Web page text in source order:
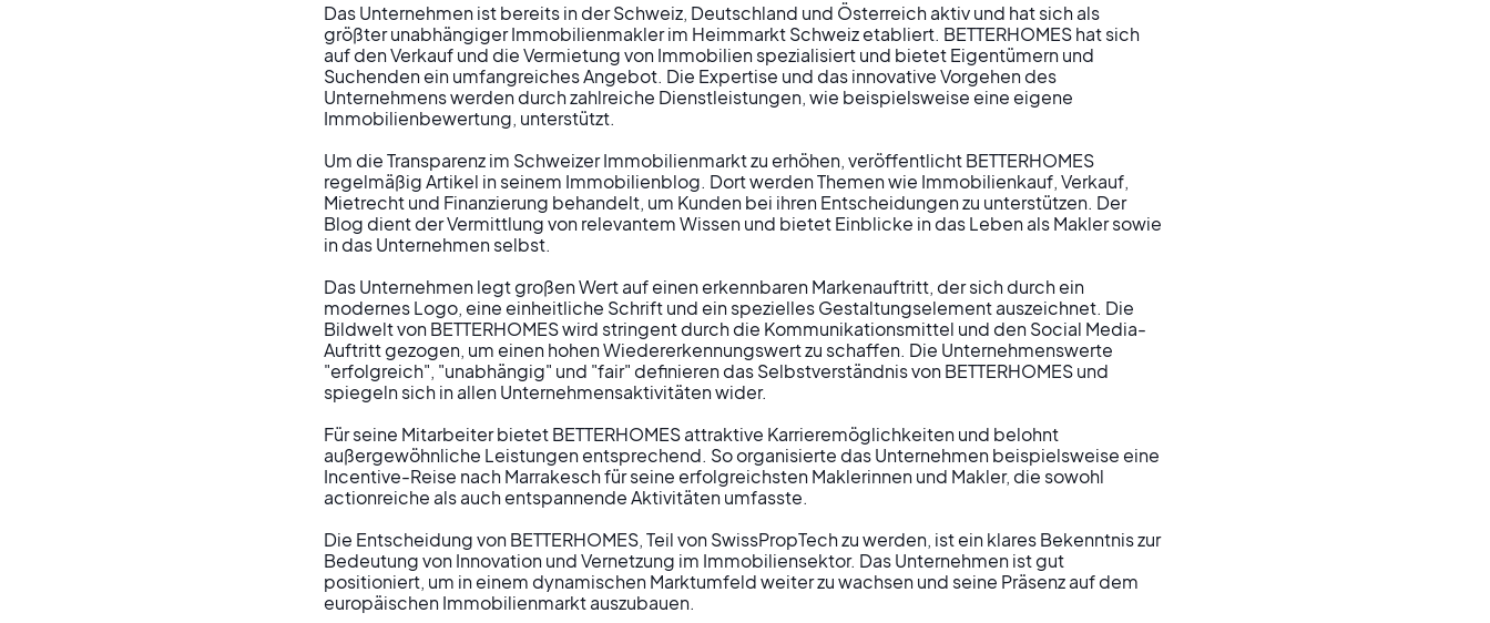
Das Unternehmen ist bereits in der Schweiz, Deutschland und Österreich aktiv und hat sich als
größter unabhängiger Immobilienmakler im Heimmarkt Schweiz etabliert. BETTERHOMES hat sich
auf den Verkauf und die Vermietung von Immobilien spezialisiert und bietet Eigentümern und
Suchenden ein umfangreiches Angebot. Die Expertise und das innovative Vorgehen des
Unternehmens werden durch zahlreiche Dienstleistungen, wie beispielsweise eine eigene
Immobilienbewertung, unterstützt.
Um die Transparenz im Schweizer Immobilienmarkt zu erhöhen, veröffentlicht BETTERHOMES
regelmäßig Artikel in seinem Immobilienblog. Dort werden Themen wie Immobilienkauf, Verkauf,
Mietrecht und Finanzierung behandelt, um Kunden bei ihren Entscheidungen zu unterstützen. Der
Blog dient der Vermittlung von relevantem Wissen und bietet Einblicke in das Leben als Makler sowie
in das Unternehmen selbst.
Das Unternehmen legt großen Wert auf einen erkennbaren Markenauftritt, der sich durch ein
modernes Logo, eine einheitliche Schrift und ein spezielles Gestaltungselement auszeichnet. Die
Bildwelt von BETTERHOMES wird stringent durch die Kommunikationsmittel und den Social Media-
Auftritt gezogen, um einen hohen Wiedererkennungswert zu schaffen. Die Unternehmenswerte
"erfolgreich", "unabhängig" und "fair" definieren das Selbstverständnis von BETTERHOMES und
spiegeln sich in allen Unternehmensaktivitäten wider.
Für seine Mitarbeiter bietet BETTERHOMES attraktive Karrieremöglichkeiten und belohnt
außergewöhnliche Leistungen entsprechend. So organisierte das Unternehmen beispielsweise eine
Incentive-Reise nach Marrakesch für seine erfolgreichsten Maklerinnen und Makler, die sowohl
actionreiche als auch entspannende Aktivitäten umfasste.
Die Entscheidung von BETTERHOMES, Teil von SwissPropTech zu werden, ist ein klares Bekenntnis zur
Bedeutung von Innovation und Vernetzung im Immobiliensektor. Das Unternehmen ist gut
positioniert, um in einem dynamischen Marktumfeld weiter zu wachsen und seine Präsenz auf dem
europäischen Immobilienmarkt auszubauen.